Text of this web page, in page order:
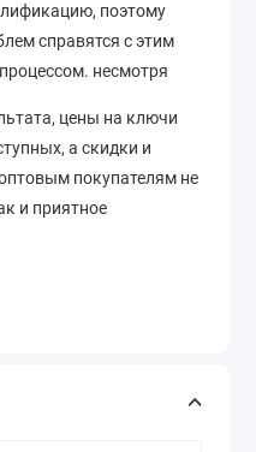
поэтому
справятся с этим
несмотря
цены на ключи
а скидки и
покупателям не
и приятное